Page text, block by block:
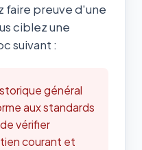
faire preuve d'une
ciblez une
suivant :
général
aux standards
vérifier
courant et